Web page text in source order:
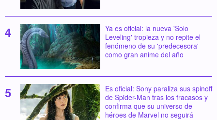
Ya es oficial: la nueva 'Solo
Leveling' tropieza y no repite el
fenómeno de su 'predecesora'
como gran anime del año
Es oficial: Sony paraliza sus spinoff
de Spider-Man tras los fracasos y
confirma que su universo de
héroes de Marvel no seguirá